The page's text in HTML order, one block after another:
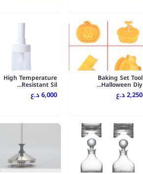
Baking Set Tool
Halloween Diy...
2,250 د.ع
High Temperature
Resistant Sil...
6,000 د.ع